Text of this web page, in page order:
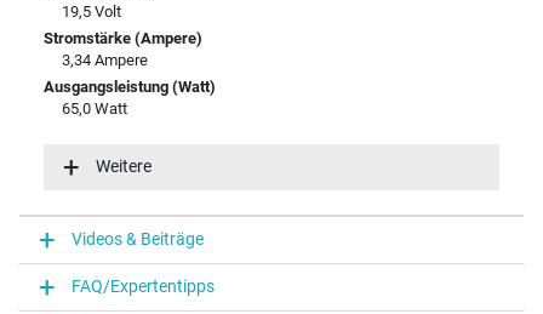
19,5 Volt
Stromstärke (Ampere)
3,34 Ampere
Ausgangsleistung (Watt)
65,0 Watt
100-240V / 50-60Hz
Funktions-LED
Funktions-LED im Stecker
Notebook Stecker
Weitere
Videos & Beiträge
FAQ/Expertentipps